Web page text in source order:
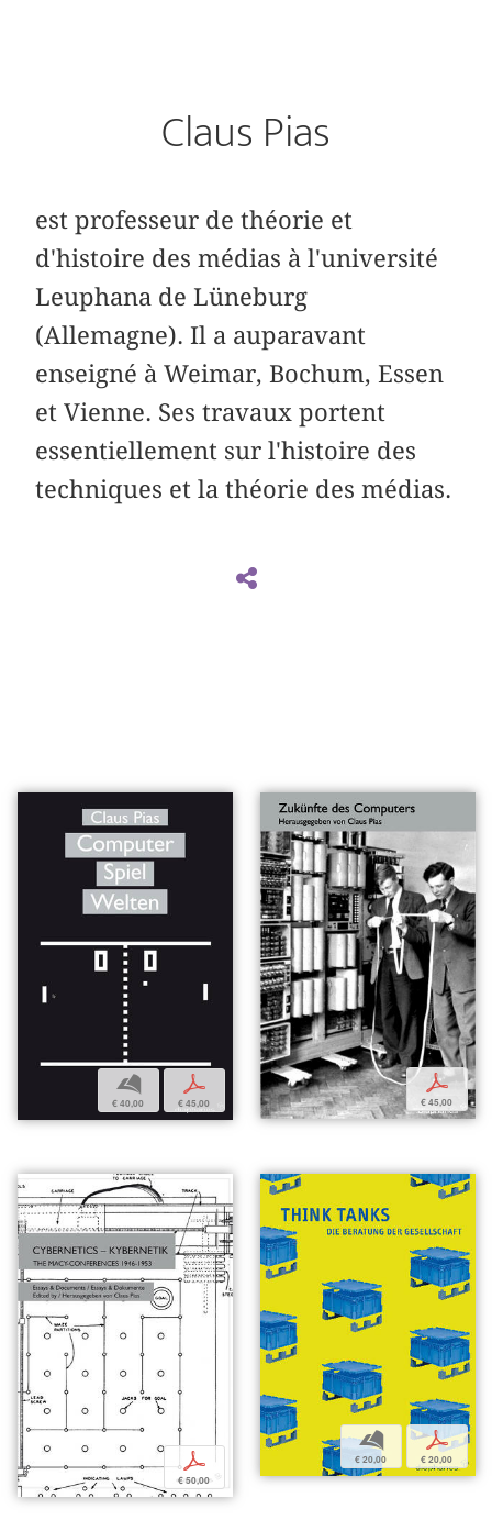
Claus Pias
est professeur de théorie et
d'histoire des médias à l'université
Leuphana de Lüneburg
(Allemagne). Il a auparavant
enseigné à Weimar, Bochum, Essen
et Vienne. Ses travaux portent
essentiellement sur l'histoire des
techniques et la théorie des médias.
b
€ 40,00
p
€ 45,00
p
€ 45,00
p
€ 50,00
b
€ 20,00
p
€ 20,00